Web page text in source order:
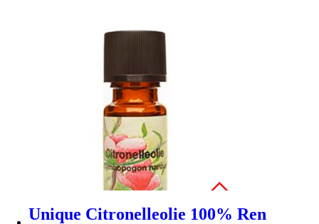
Unique Citronelleolie 100% Ren